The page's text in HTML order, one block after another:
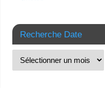
Recherche Date